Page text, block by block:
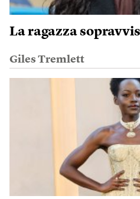
La ragazza
Giles Tremlett